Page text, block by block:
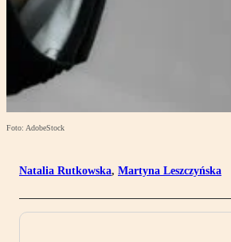
Foto: AdobeStock
Natalia Rutkowska, Martyna Leszczyńska